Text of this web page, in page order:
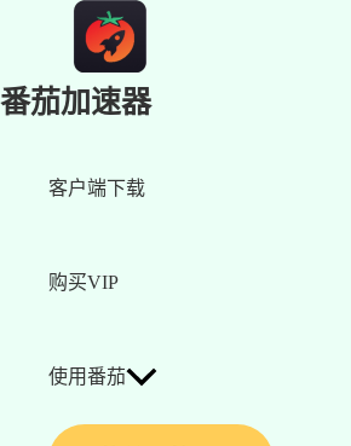
番茄加速器
客户端下载
购买VIP
使用番茄